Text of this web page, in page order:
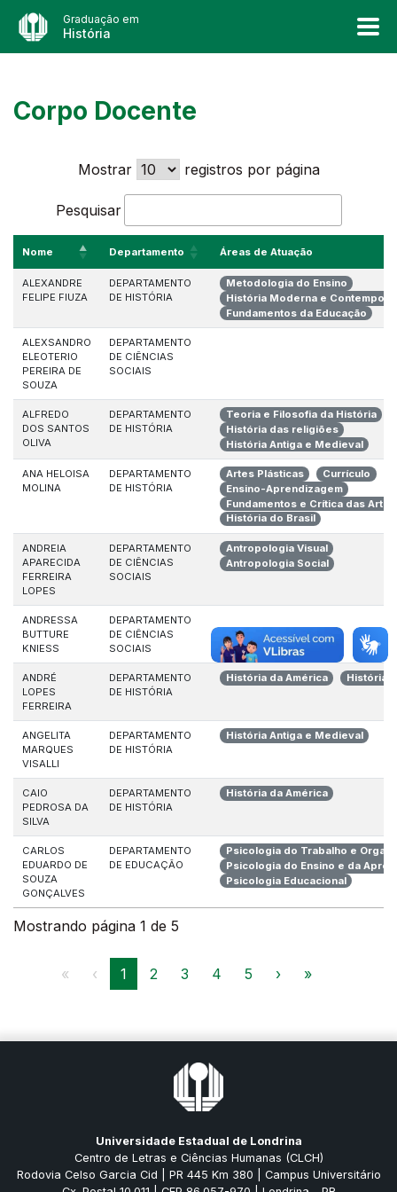
Graduação em
História
Corpo Docente
Mostrar registros por página
Pesquisar
Nome Departamento Áreas de Atuação
ALEXANDRE
FELIPE FIUZA
DEPARTAMENTO
DE HISTÓRIA
Metodologia do Ensino
História Moderna e
Fundamentos da Educação
ALEXSANDRO
ELEOTERIO
PEREIRA DE
SOUZA
DEPARTAMENTO
DE CIÊNCIAS
SOCIAIS
ALFREDO
DOS SANTOS
OLIVA
DEPARTAMENTO
DE HISTÓRIA
Teoria e Filosofia da História
História das religiões
História Antiga e Medieval
ANA HELOISA
MOLINA
DEPARTAMENTO
DE HISTÓRIA
Artes Plásticas
Currículo
Ensino-Aprendizagem
Fundamentos e Crítica das Artes
História do Brasil
ANDREIA
APARECIDA
FERREIRA
LOPES
DEPARTAMENTO
DE CIÊNCIAS
SOCIAIS
Antropologia Visual
Antropologia Social
ANDRESSA
BUTTURE
KNIESS
DEPARTAMENTO
DE CIÊNCIAS
SOCIAIS
ANDRÉ
LOPES
FERREIRA
DEPARTAMENTO
DE HISTÓRIA
História da América História
ANGELITA
MARQUES
VISALLI
DEPARTAMENTO
DE HISTÓRIA
História Antiga e Medieval
CAIO
PEDROSA DA
SILVA
DEPARTAMENTO
DE HISTÓRIA
História da América
CARLOS
EDUARDO DE
SOUZA
GONÇALVES
DEPARTAMENTO
DE EDUCAÇÃO
Psicologia do Trabalho e
Psicologia do Ensino e da
Psicologia Educacional
Mostrando página 1 de 5
« ‹ 1 2 3 4 5 › »
Universidade Estadual de Londrina
Centro de Letras e Ciências Humanas (CLCH)
Rodovia Celso Garcia Cid | PR 445 Km 380 | Campus Universitário